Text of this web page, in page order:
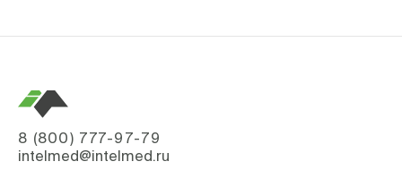
8 (800) 777-97-79
intelmed@intelmed.ru